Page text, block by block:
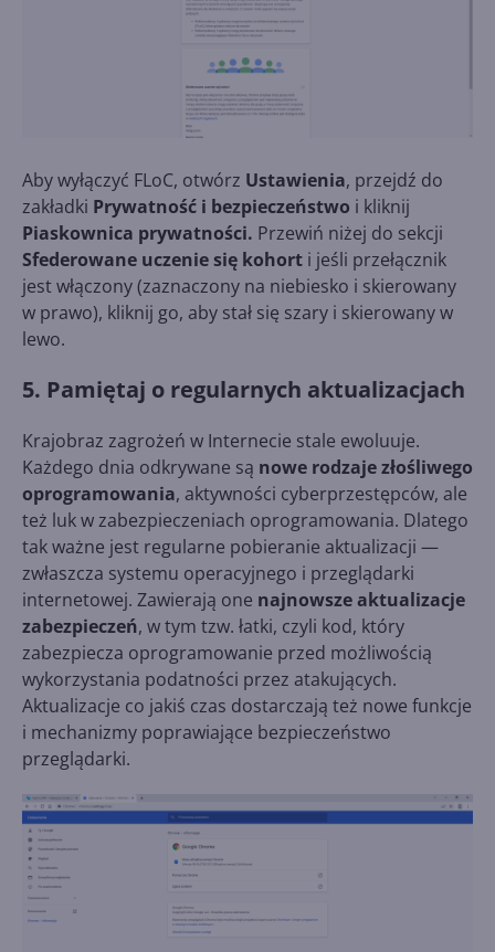
Aby wyłączyć FLoC, otwórz Ustawienia, przejdź do
zakładki Prywatność i bezpieczeństwo i kliknij
Piaskownica prywatności. Przewiń niżej do sekcji
Sfederowane uczenie się kohort i jeśli przełącznik
jest włączony (zaznaczony na niebiesko i skierowany
w prawo), kliknij go, aby stał się szary i skierowany w
lewo.
5. Pamiętaj o regularnych aktualizacjach
Krajobraz zagrożeń w Internecie stale ewoluuje.
Każdego dnia odkrywane są nowe rodzaje złośliwego
oprogramowania, aktywności cyberprzestępców, ale
też luk w zabezpieczeniach oprogramowania. Dlatego
tak ważne jest regularne pobieranie aktualizacji —
zwłaszcza systemu operacyjnego i przeglądarki
internetowej. Zawierają one najnowsze aktualizacje
zabezpieczeń, w tym tzw. łatki, czyli kod, który
zabezpiecza oprogramowanie przed możliwością
wykorzystania podatności przez atakujących.
Aktualizacje co jakiś czas dostarczają też nowe funkcje
i mechanizmy poprawiające bezpieczeństwo
przeglądarki.